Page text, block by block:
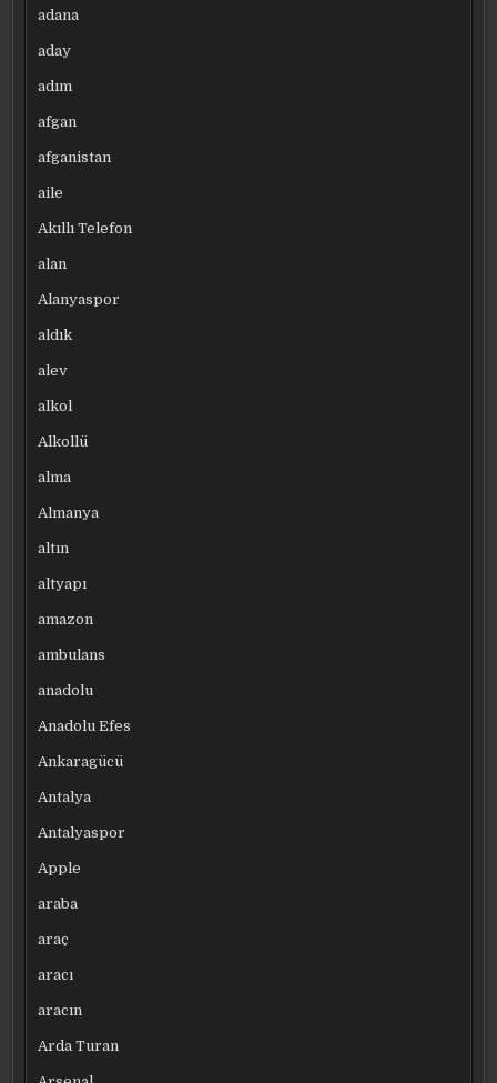
adana
aday
adım
afgan
afganistan
aile
Akıllı Telefon
alan
Alanyaspor
aldık
alev
alkol
Alkollü
alma
Almanya
altın
altyapı
amazon
ambulans
anadolu
Anadolu Efes
Ankaragücü
Antalya
Antalyaspor
Apple
araba
araç
aracı
aracın
Arda Turan